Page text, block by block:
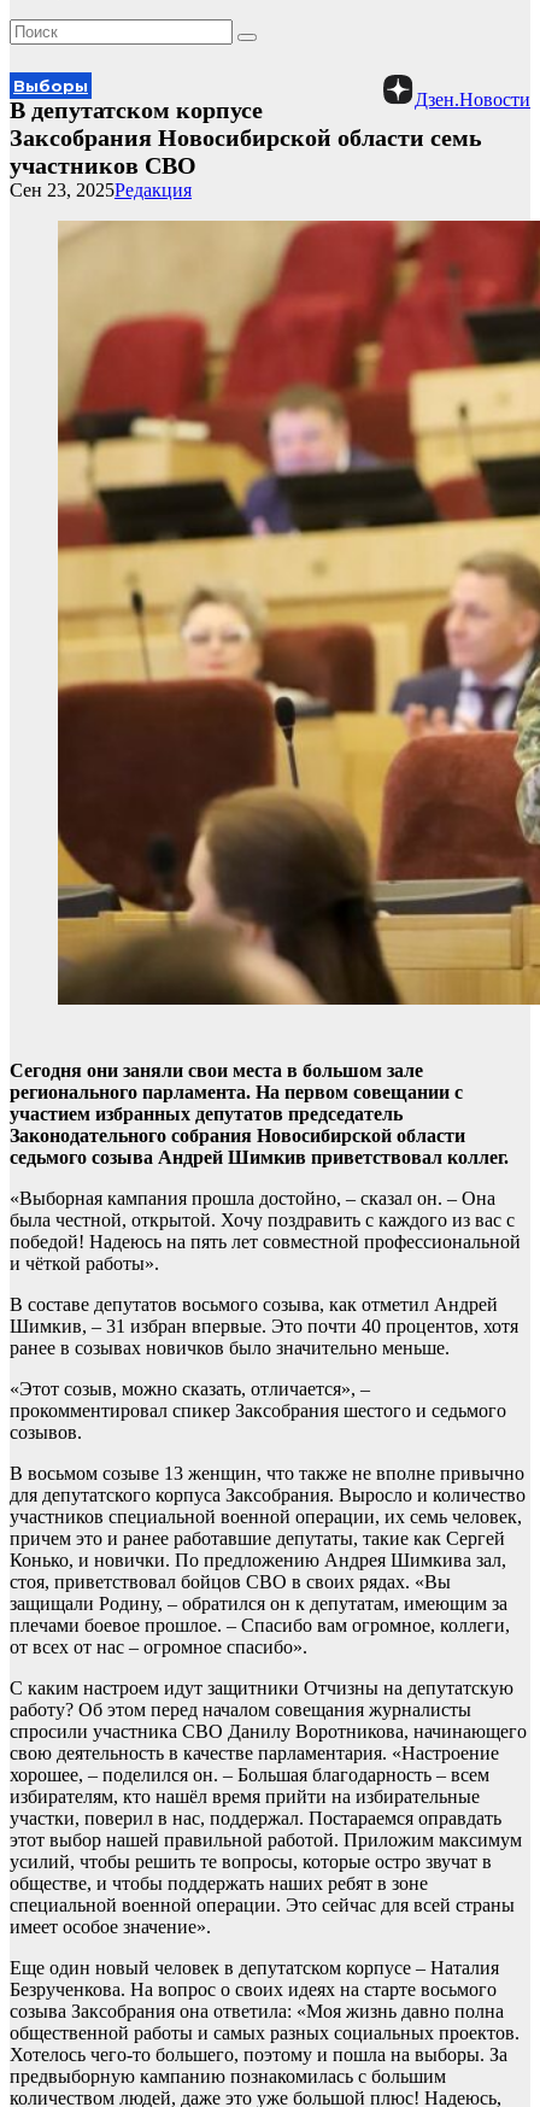
Дзен.Новости
Выборы
В депутатском корпусе
Заксобрания Новосибирской области семь
участников СВО
Редакция
Сен 23, 2025
Сегодня они заняли свои места в большом зале
регионального парламента. На первом совещании с
участием избранных депутатов председатель
Законодательного собрания Новосибирской области
седьмого созыва Андрей Шимкив приветствовал коллег.
«Выборная кампания прошла достойно, – сказал он. – Она
была честной, открытой. Хочу поздравить с каждого из вас с
победой! Надеюсь на пять лет совместной профессиональной
и чёткой работы».
В составе депутатов восьмого созыва, как отметил Андрей
Шимкив, – 31 избран впервые. Это почти 40 процентов, хотя
ранее в созывах новичков было значительно меньше.
«Этот созыв, можно сказать, отличается», –
прокомментировал спикер Заксобрания шестого и седьмого
созывов.
В восьмом созыве 13 женщин, что также не вполне привычно
для депутатского корпуса Заксобрания. Выросло и количество
участников специальной военной операции, их семь человек,
причем это и ранее работавшие депутаты, такие как Сергей
Конько, и новички. По предложению Андрея Шимкива зал,
стоя, приветствовал бойцов СВО в своих рядах. «Вы
защищали Родину, – обратился он к депутатам, имеющим за
плечами боевое прошлое. – Спасибо вам огромное, коллеги,
от всех от нас – огромное спасибо».
С каким настроем идут защитники Отчизны на депутатскую
работу? Об этом перед началом совещания журналисты
спросили участника СВО Данилу Воротникова, начинающего
свою деятельность в качестве парламентария. «Настроение
хорошее, – поделился он. – Большая благодарность – всем
избирателям, кто нашёл время прийти на избирательные
участки, поверил в нас, поддержал. Постараемся оправдать
этот выбор нашей правильной работой. Приложим максимум
усилий, чтобы решить те вопросы, которые остро звучат в
обществе, и чтобы поддержать наших ребят в зоне
специальной военной операции. Это сейчас для всей страны
имеет особое значение».
Еще один новый человек в депутатском корпусе – Наталия
Безрученкова. На вопрос о своих идеях на старте восьмого
созыва Заксобрания она ответила: «Моя жизнь давно полна
общественной работы и самых разных социальных проектов.
Хотелось чего-то большего, поэтому и пошла на выборы. За
предвыборную кампанию познакомилась с большим
количеством людей, даже это уже большой плюс! Надеюсь,